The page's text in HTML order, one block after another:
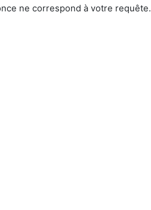
ne correspond à votre requête.